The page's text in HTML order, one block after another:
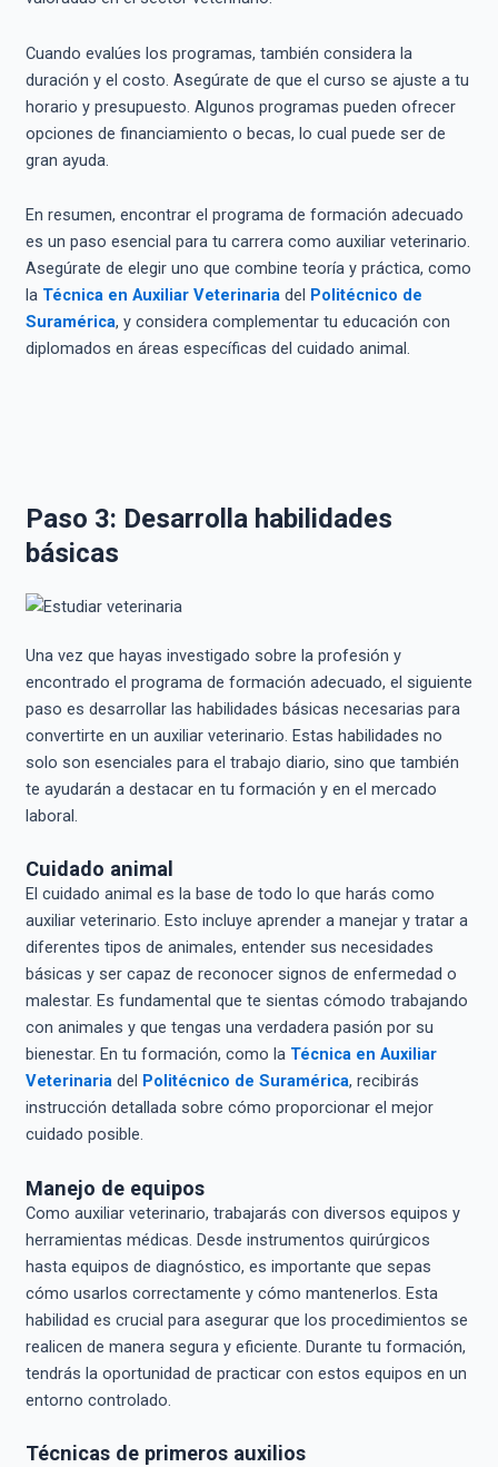
Cuando evalúes los programas, también considera la
duración y el costo. Asegúrate de que el curso se ajuste a tu
horario y presupuesto. Algunos programas pueden ofrecer
opciones de financiamiento o becas, lo cual puede ser de
gran ayuda.
En resumen, encontrar el programa de formación adecuado
es un paso esencial para tu carrera como auxiliar veterinario.
Asegúrate de elegir uno que combine teoría y práctica, como
la Técnica en Auxiliar Veterinariadel Politécnico de
Suramérica, y considera complementar tu educación con
diplomados en áreas específicas del cuidado animal.
Paso 3: Desarrolla habilidades
básicas
Una vez que hayas investigado sobre la profesión y
encontrado el programa de formación adecuado, el siguiente
paso es desarrollar las habilidades básicas necesarias para
convertirte en un auxiliar veterinario. Estas habilidades no
solo son esenciales para el trabajo diario, sino que también
te ayudarán a destacar en tu formación y en el mercado
laboral.
Cuidado animal
El cuidado animal es la base de todo lo que harás como
auxiliar veterinario. Esto incluye aprender a manejar y tratar a
diferentes tipos de animales, entender sus necesidades
básicas y ser capaz de reconocer signos de enfermedad o
malestar. Es fundamental que te sientas cómodo trabajando
con animales y que tengas una verdadera pasión por su
bienestar. En tu formación, como la Técnica en Auxiliar
Veterinariadel Politécnico de Suramérica, recibirás
instrucción detallada sobre cómo proporcionar el mejor
cuidado posible.
Manejo de equipos
Como auxiliar veterinario, trabajarás con diversos equipos y
herramientas médicas. Desde instrumentos quirúrgicos
hasta equipos de diagnóstico, es importante que sepas
cómo usarlos correctamente y cómo mantenerlos. Esta
habilidad es crucial para asegurar que los procedimientos se
realicen de manera segura y eficiente. Durante tu formación,
tendrás la oportunidad de practicar con estos equipos en un
entorno controlado.
Técnicas de primeros auxilios